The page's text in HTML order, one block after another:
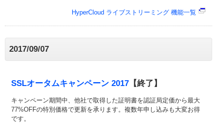
HyperCloud ライブストリーミング 機能一覧
2017/09/07
SSLオータムキャンペーン 2017 【終了】
キャンペーン期間中、他社で取得した証明書を認証局定価から最大
77%OFFの特別価格で更新を承ります。複数年申し込みも大変お得
です。